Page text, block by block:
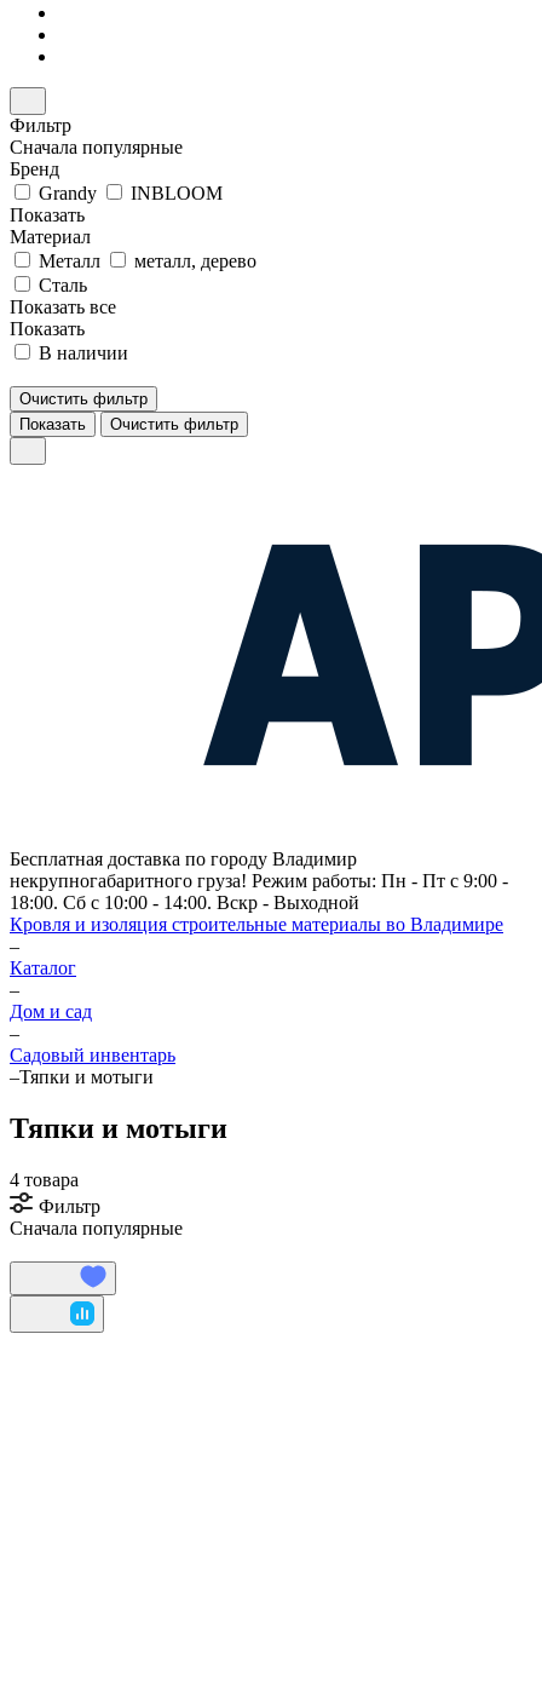
Фильтр
Сначала популярные
Бренд
Grandy
INBLOOM
Показать
Материал
Металл
металл, дерево
Сталь
Показать все
Показать
В наличии
Очистить фильтр
Показать
Очистить фильтр
Бесплатная доставка по городу Владимир
некрупногабаритного груза! Режим работы: Пн - Пт с 9:00 -
18:00. Сб с 10:00 - 14:00. Вскр - Выходной
Кровля и изоляция строительные материалы во Владимире
–
Каталог
–
Дом и сад
–
Садовый инвентарь
–Тяпки и мотыги
Тяпки и мотыги
4 товара
Фильтр
Сначала популярные